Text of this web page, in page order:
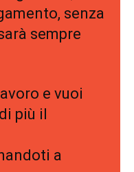
senza
sempre
e vuoi
più il
a